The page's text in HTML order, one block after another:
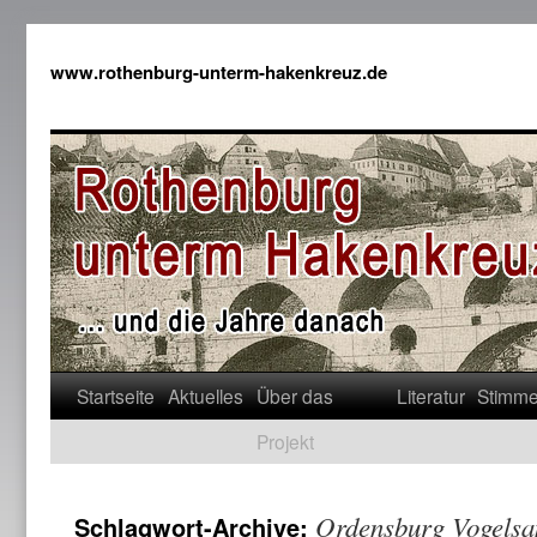
www.rothenburg-unterm-hakenkreuz.de
Startseite Aktuelles Über das
Projekt
Literatur
Schlagwort-Archive: Ordensburg